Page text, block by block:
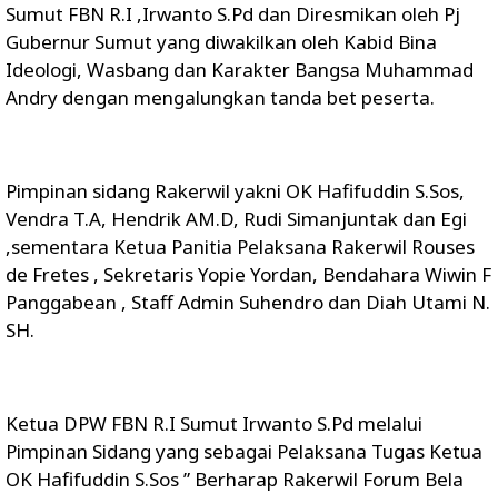
Sumut FBN R.I ,Irwanto S.Pd dan Diresmikan oleh Pj
Gubernur Sumut yang diwakilkan oleh Kabid Bina
Ideologi, Wasbang dan Karakter Bangsa Muhammad
Andry dengan mengalungkan tanda bet peserta.
Pimpinan sidang Rakerwil yakni OK Hafifuddin S.Sos,
Vendra T.A, Hendrik AM.D, Rudi Simanjuntak dan Egi
,sementara Ketua Panitia Pelaksana Rakerwil Rouses
de Fretes , Sekretaris Yopie Yordan, Bendahara Wiwin F
Panggabean , Staff Admin Suhendro dan Diah Utami N.
SH.
Ketua DPW FBN R.I Sumut Irwanto S.Pd melalui
Pimpinan Sidang yang sebagai Pelaksana Tugas Ketua
OK Hafifuddin S.Sos ” Berharap Rakerwil Forum Bela